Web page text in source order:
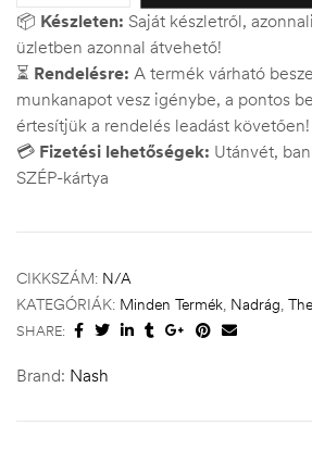
📦 Készleten: Saját készletről,
üzletben azonnal átvehető!
⏳ Rendelésre: A termék várható
munkanapot vesz igénybe, a pontos
értesítjük a rendelés leadást követően!
💳 Fizetési lehetőségek: Utánvét,
SZÉP-kártya
CIKKSZÁM: N/A
KATEGÓRIÁK: Minden Termék, Nadrág,
SHARE:
Brand: Nash